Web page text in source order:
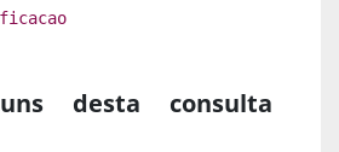
desta consulta